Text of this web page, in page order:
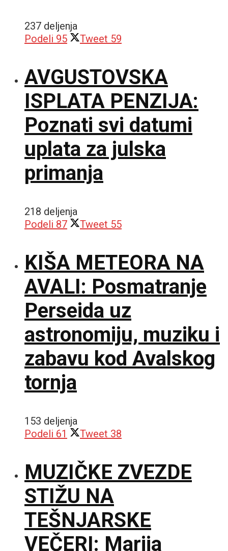
237 deljenja
Podeli 95 Tweet 59
AVGUSTOVSKA
ISPLATA PENZIJA:
Poznati svi datumi
uplata za julska
primanja
218 deljenja
Podeli 87 Tweet 55
KIŠA METEORA NA
AVALI: Posmatranje
Perseida uz
astronomiju, muziku i
zabavu kod Avalskog
tornja
153 deljenja
Podeli 61 Tweet 38
MUZIČKE ZVEZDE
STIŽU NA
TEŠNJARSKE
VEČERI: Marija